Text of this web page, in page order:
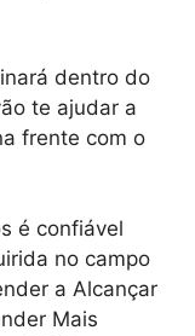
dentro do
te ajudar a
frente com o
é confiável
no campo
a Alcançar
Mais